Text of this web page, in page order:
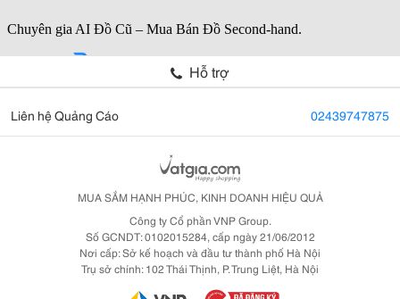
Hỗ trợ
Liên hệ Quảng Cáo 02439747875
MUA SẮM HẠNH PHÚC, KINH DOANH HIỆU QUẢ
Công ty Cổ phần VNP Group.
Số GCNDT: 0102015284, cấp ngày 21/06/2012
Nơi cấp: Sở kế hoạch và đầu tư thành phố Hà Nội
Trụ sở chính: 102 Thái Thịnh, P. Trung Liệt, Hà Nội